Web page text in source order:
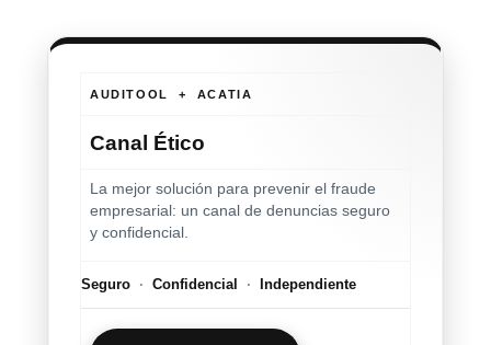
AUDITOOL + ACATIA
Canal Ético
La mejor solución para prevenir el fraude
empresarial: un canal de denuncias seguro
y confidencial.
Seguro · Confidencial · Independiente